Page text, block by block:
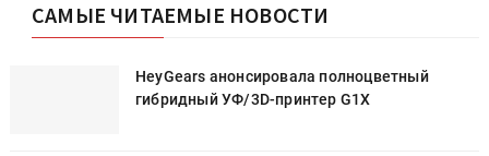
САМЫЕ ЧИТАЕМЫЕ НОВОСТИ
HeyGears анонсировала полноцветный
гибридный УФ/3D-принтер G1X